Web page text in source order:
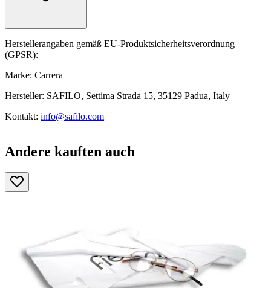
Herstellerangaben gemäß EU-Produktsicherheitsverordnung
(GPSR):
Marke: Carrera
Hersteller: SAFILO, Settima Strada 15, 35129 Padua, Italy
Kontakt: info@safilo.com
Andere kauften auch